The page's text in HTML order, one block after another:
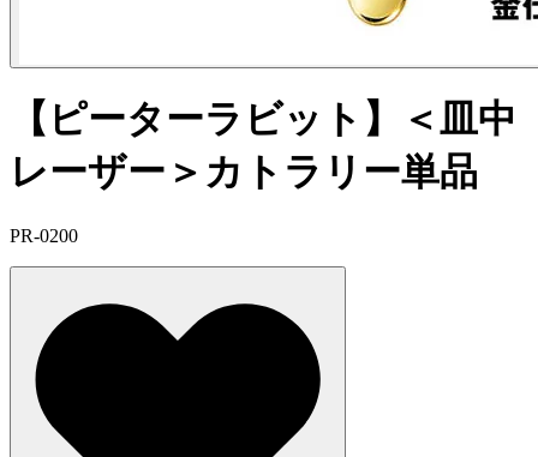
【ピーターラビット】＜皿中
レーザー＞カトラリー単品
PR-0200